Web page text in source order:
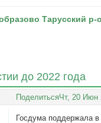
Тарусский р-
до 2022 года
ПоделитьсяЧт, 20 Июн
Госдума поддержала в